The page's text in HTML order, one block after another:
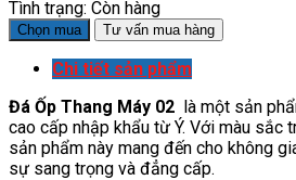
Tình trạng: Còn hàng
Chọn mua Tư vấn mua hàng
Chi tiết sản phẩm
Đá Ốp Thang Máy 02 là một sản
cao cấp nhập khẩu từ Ý. Với màu sắc
sản phẩm này mang đến cho không
sự sang trọng và đẳng cấp.